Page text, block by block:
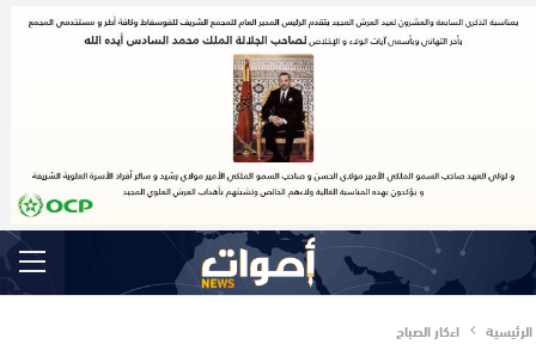
الرئيسية اءكار الصباح